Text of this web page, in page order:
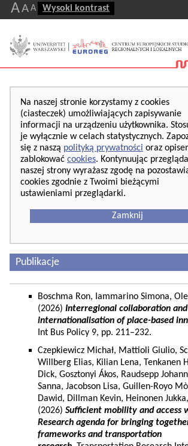
AA A Wysoki kontrast
Na naszej stronie korzystamy z cookies
(ciasteczek) umożliwiających zapisywanie
informacji na urządzeniu użytkownika.
je wyłącznie w celach statystycznych.
się z naszą polityką prywatności oraz
zablokować cookies. Kontynuując
naszej strony wyrażasz zgodę na
cookies zgodnie z Twoimi bieżącymi
ustawieniami przeglądarki.
Zamknij
Publikacje
Boschma Ron, Iammarino Simona,
(2026) Interregional collaboration
internationalisation of place-based
Int Bus Policy 9, pp. 211–232.
Czepkiewicz Michał, Mattioli Giulio,
Willberg Elias, Kilian Lena, Tenkanen
Dick, Gosztonyi Ákos, Raudsepp
Sanna, Jacobson Lisa, Guillen-Royo
Dawid, Dillman Kevin, Heinonen
(2026) Sufficient mobility and access
Research agenda for bringing
frameworks and transportation